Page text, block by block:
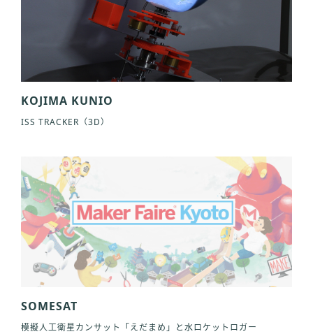
KOJIMA KUNIO
ISS TRACKER（3D）
SOMESAT
模擬人工衛星カンサット「えだまめ」と水ロケットロガー